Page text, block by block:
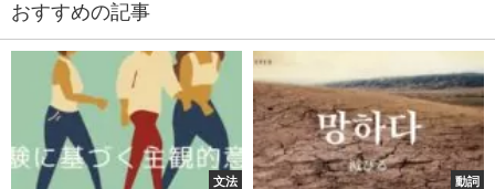
おすすめの記事
文法 動詞